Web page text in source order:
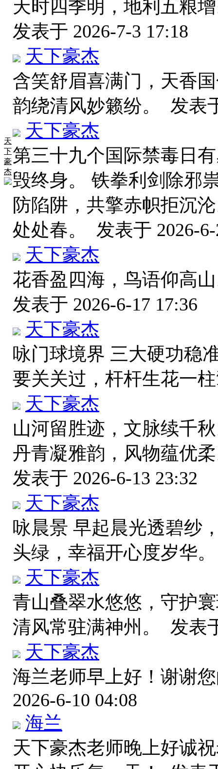
天
下
豪
杰
天时四季明，地利五粮
发表于 2026-7-3 17:18
天下豪杰
含笑舒眉喜满门，天香
韵绕清风妙籁纷。 发表
天下豪杰
第三十九个国际禁毒日
毁终身。 铁拳利剑除邪
防陷阱，共擎赤帜拒沉
处处春。 发表于 2026-
天下豪杰
花香盈四海，鸟语仰高
发表于 2026-6-17 17:36
天下豪杰
咏门球境界 三大硬功稳
要关关过，杆杆生花一
天下豪杰
山河留胜迹，文脉续千
丹青凝雅韵，风物蕴优
发表于 2026-6-13 23:32
天下豪杰
咏晨景 早起晨光透碧纱
头绿，幸福开心度岁华
天下豪杰
青山叠翠水悠悠，守护
清风常驻满神州。 发表
天下豪杰
海兰老师早上好！谢谢
2026-6-10 04:08
海兰
天下豪杰老师晚上好诚